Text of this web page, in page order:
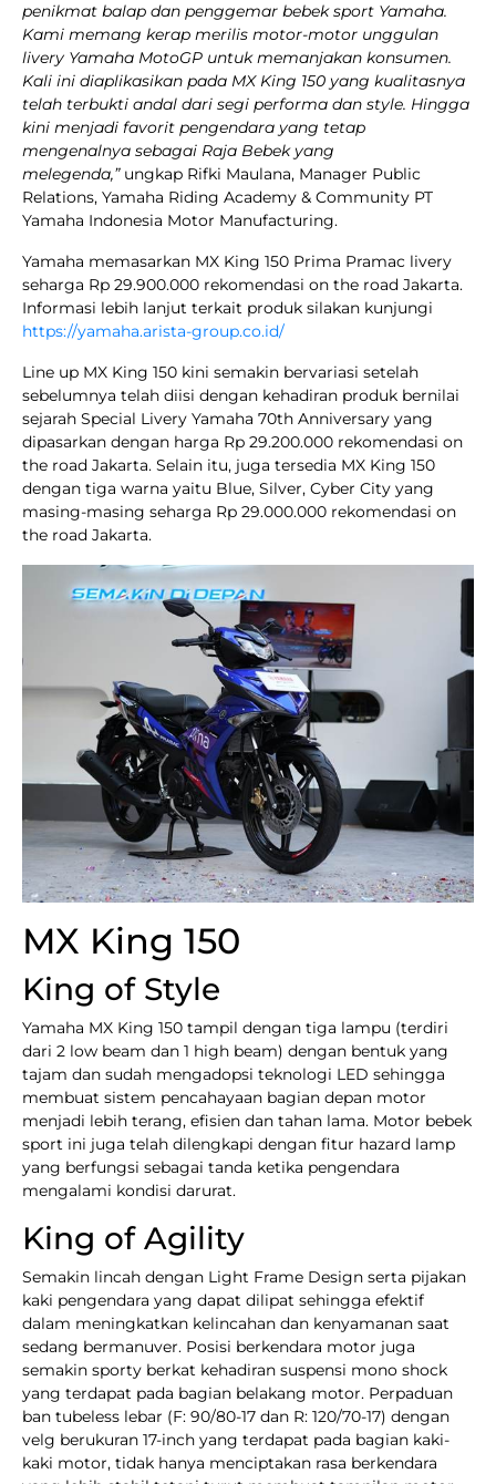
penikmat balap dan penggemar bebek sport Yamaha.
Kami memang kerap merilis motor-motor unggulan
livery Yamaha MotoGP untuk memanjakan konsumen.
Kali ini diaplikasikan pada MX King 150 yang kualitasnya
telah terbukti andal dari segi performa dan style. Hingga
kini menjadi favorit pengendara yang tetap
mengenalnya sebagai Raja Bebek yang
melegenda,”ungkap Rifki Maulana, Manager Public
Relations, Yamaha Riding Academy & Community PT
Yamaha Indonesia Motor Manufacturing.
Yamaha memasarkan MX King 150 Prima Pramac livery
seharga Rp 29.900.000 rekomendasi on the road Jakarta.
Informasi lebih lanjut terkait produk silakan kunjungi
https://yamaha.arista-group.co.id/
Line up MX King 150 kini semakin bervariasi setelah
sebelumnya telah diisi dengan kehadiran produk bernilai
sejarah Special Livery Yamaha 70th Anniversary yang
dipasarkan dengan harga Rp 29.200.000 rekomendasi on
the road Jakarta. Selain itu, juga tersedia MX King 150
dengan tiga warna yaitu Blue, Silver, Cyber City yang
masing-masing seharga Rp 29.000.000 rekomendasi on
the road Jakarta.
MX King 150
King of Style
Yamaha MX King 150 tampil dengan tiga lampu (terdiri
dari 2 low beam dan 1 high beam) dengan bentuk yang
tajam dan sudah mengadopsi teknologi LED sehingga
membuat sistem pencahayaan bagian depan motor
menjadi lebih terang, efisien dan tahan lama. Motor bebek
sport ini juga telah dilengkapi dengan fitur hazard lamp
yang berfungsi sebagai tanda ketika pengendara
mengalami kondisi darurat.
King of Agility
Semakin lincah dengan Light Frame Design serta pijakan
kaki pengendara yang dapat dilipat sehingga efektif
dalam meningkatkan kelincahan dan kenyamanan saat
sedang bermanuver. Posisi berkendara motor juga
semakin sporty berkat kehadiran suspensi mono shock
yang terdapat pada bagian belakang motor. Perpaduan
ban tubeless lebar (F: 90/80-17 dan R: 120/70-17) dengan
velg berukuran 17-inch yang terdapat pada bagian kaki-
kaki motor, tidak hanya menciptakan rasa berkendara